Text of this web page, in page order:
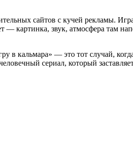
сайтов с кучей рекламы.
— картинка, звук, атмосфера там
в кальмара» — это тот случай,
сериал, который